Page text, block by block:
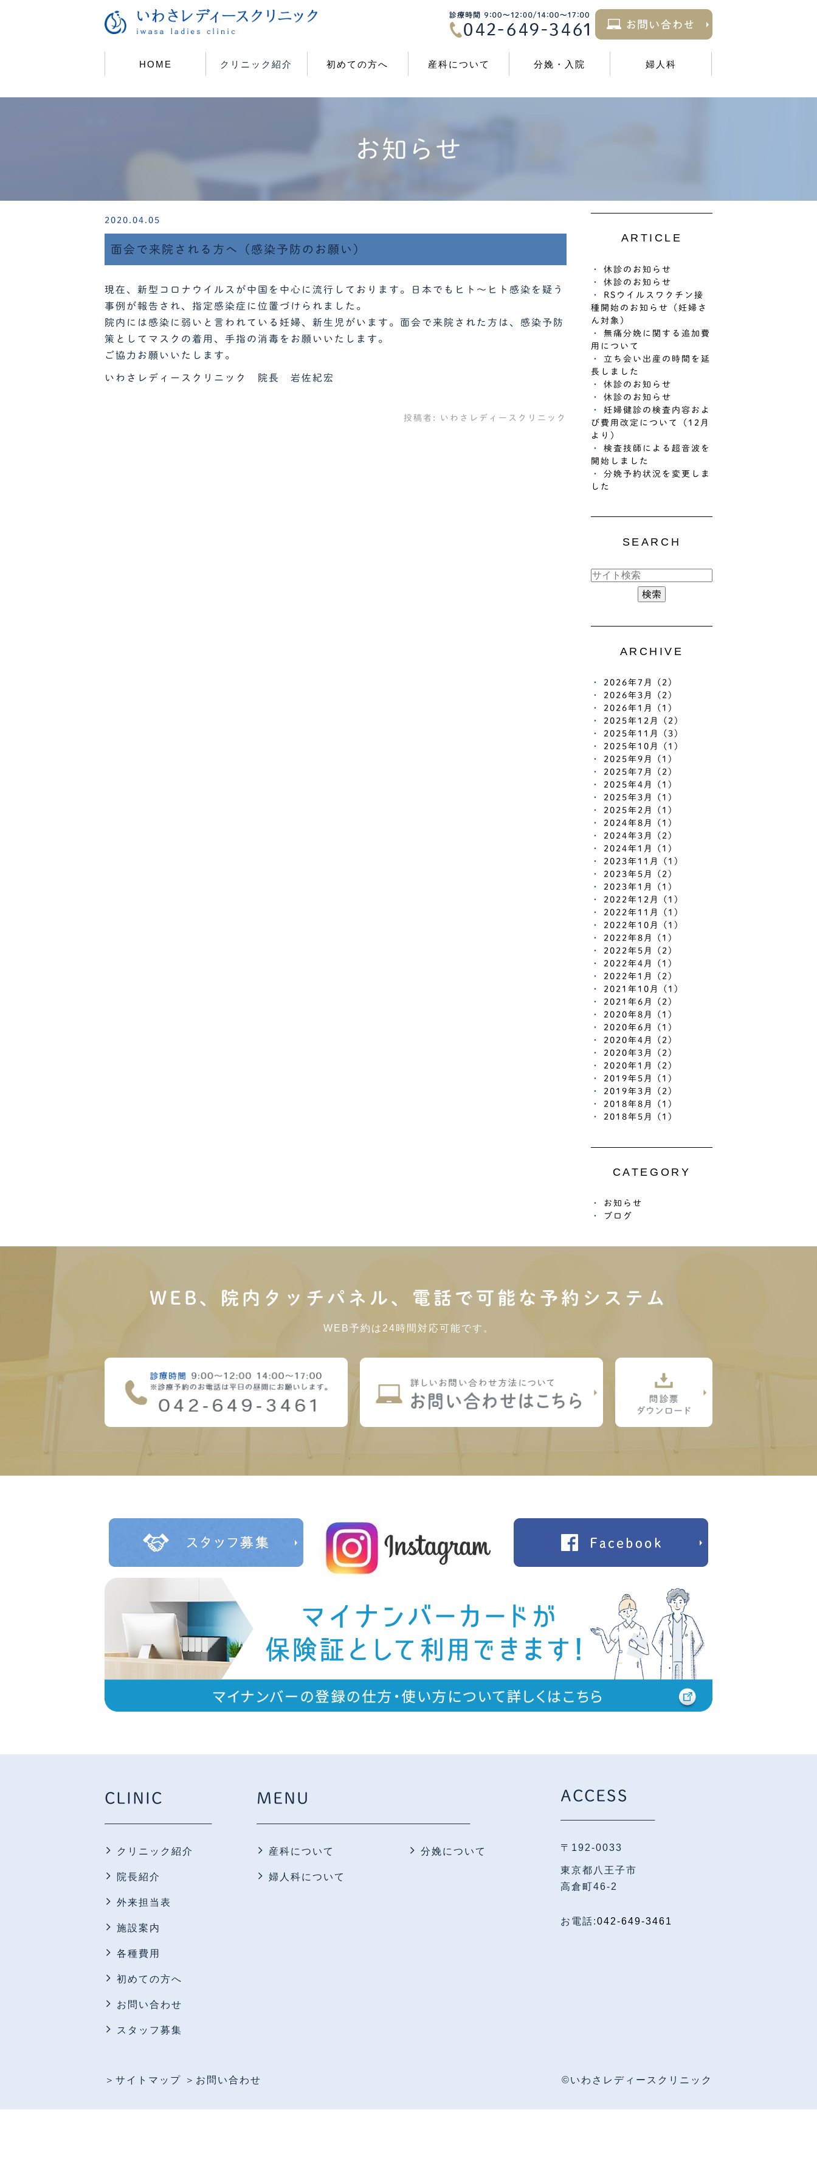
HOME クリニック紹介 初めての方へ 産科について 分娩・入院 婦人科
お知らせ
2020.04.05
面会で来院される方へ（感染予防のお願い）
現在、新型コロナウイルスが中国を中心に流行しております。日本でもヒト～ヒト感染を疑う
事例が報告され、指定感染症に位置づけられました。
院内には感染に弱いと言われている妊婦、新生児がいます。面会で来院された方は、感染予防
策としてマスクの着用、手指の消毒をお願いいたします。
ご協力お願いいたします。
いわさレディースクリニック 院長 岩佐紀宏
投稿者: いわさレディースクリニック
ARTICLE
休診のお知らせ
休診のお知らせ
RSウイルスワクチン接
種開始のお知らせ（妊婦さ
ん対象）
無痛分娩に関する追加費
用について
立ち会い出産の時間を延
長しました
休診のお知らせ
休診のお知らせ
妊婦健診の検査内容およ
び費用改定について（12月
より）
検査技師による超音波を
開始しました
分娩予約状況を変更しま
した
SEARCH
ARCHIVE
2026年7月 (2)
2026年3月 (2)
2026年1月 (1)
2025年12月 (2)
2025年11月 (3)
2025年10月 (1)
2025年9月 (1)
2025年7月 (2)
2025年4月 (1)
2025年3月 (1)
2025年2月 (1)
2024年8月 (1)
2024年3月 (2)
2024年1月 (1)
2023年11月 (1)
2023年5月 (2)
2023年1月 (1)
2022年12月 (1)
2022年11月 (1)
2022年10月 (1)
2022年8月 (1)
2022年5月 (2)
2022年4月 (1)
2022年1月 (2)
2021年10月 (1)
2021年6月 (2)
2020年8月 (1)
2020年6月 (1)
2020年4月 (2)
2020年3月 (2)
2020年1月 (2)
2019年5月 (1)
2019年3月 (2)
2018年8月 (1)
2018年5月 (1)
CATEGORY
お知らせ
ブログ
WEB、院内タッチパネル、電話で可能な予約システム
WEB予約は24時間対応可能です。
CLINIC
クリニック紹介
院長紹介
外来担当表
施設案内
各種費用
初めての方へ
お問い合わせ
スタッフ募集
MENU
産科について
婦人科について
分娩について
ACCESS
〒192-0033
東京都八王子市
高倉町46-2
お電話:042-649-3461
＞サイトマップ ＞お問い合わせ ©いわさレディースクリニック